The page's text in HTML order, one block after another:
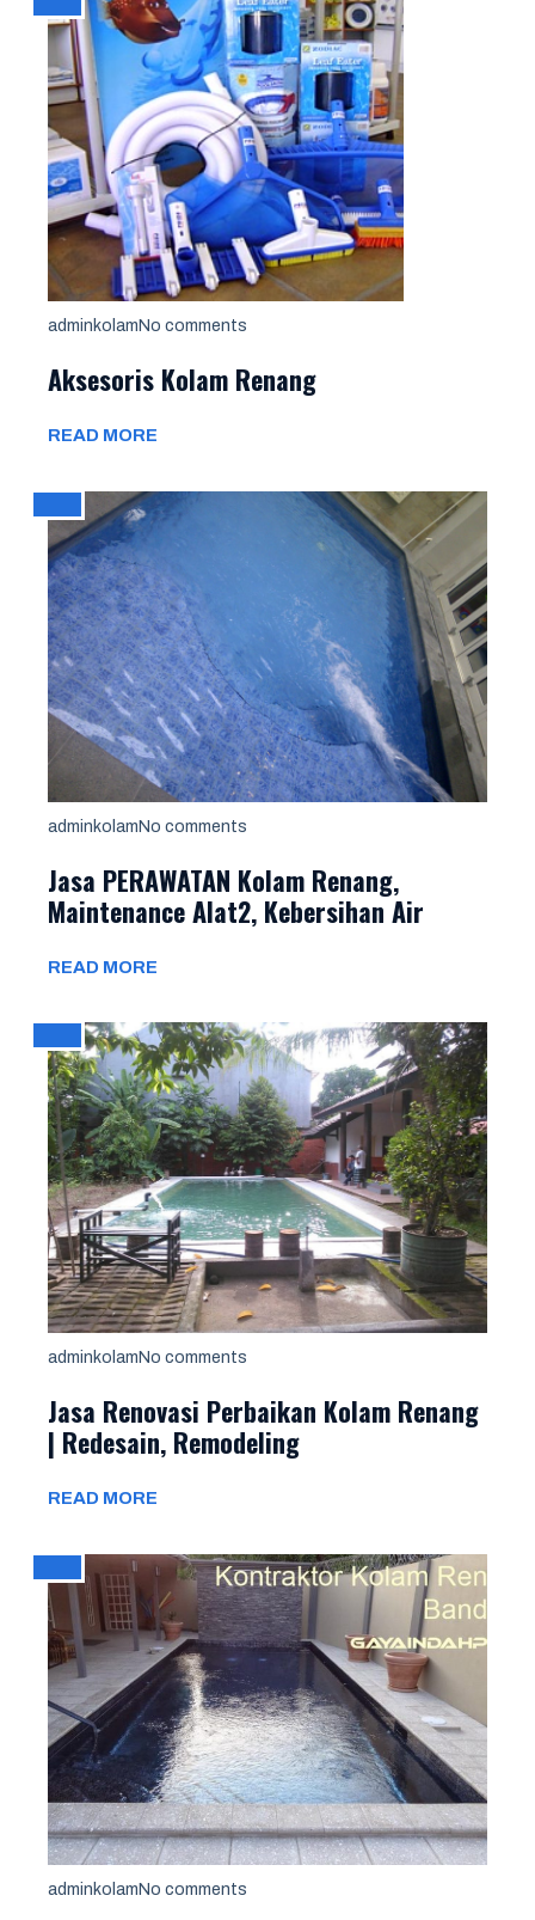
adminkolam No comments
Aksesoris Kolam Renang
READ MORE
adminkolamNo comments
Jasa PERAWATAN Kolam Renang,
Maintenance Alat2, Kebersihan Air
READ MORE
adminkolam No comments
Jasa Renovasi Perbaikan Kolam Renang
| Redesain, Remodeling
READ MORE
adminkolamNo comments